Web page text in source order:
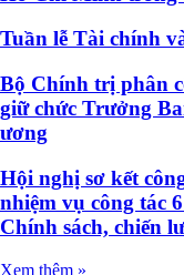
Tuần lễ Tài chính
Bộ Chính trị phân
giữ chức Trưởng
ương
Hội nghị sơ kết
nhiệm vụ công tác
Chính sách, chiến
Xem thêm »